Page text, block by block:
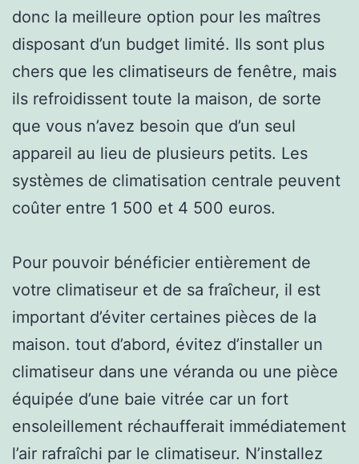
donc la meilleure option pour les maîtres
disposant d’un budget limité. Ils sont plus
chers que les climatiseurs de fenêtre, mais
ils refroidissent toute la maison, de sorte
que vous n’avez besoin que d’un seul
appareil au lieu de plusieurs petits. Les
systèmes de climatisation centrale peuvent
coûter entre 1 500 et 4 500 euros.
Pour pouvoir bénéficier entièrement de
votre climatiseur et de sa fraîcheur, il est
important d’éviter certaines pièces de la
maison. tout d’abord, évitez d’installer un
climatiseur dans une véranda ou une pièce
équipée d’une baie vitrée car un fort
ensoleillement réchaufferait immédiatement
l’air rafraîchi par le climatiseur. N’installez